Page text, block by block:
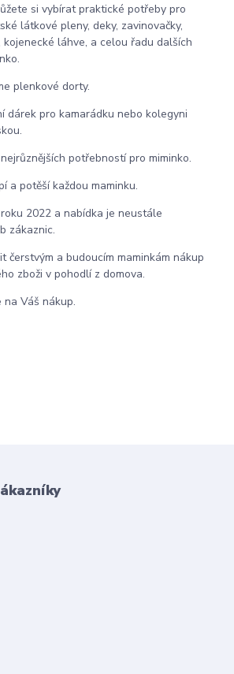
si vybírat praktické potřeby pro
látkové pleny, deky, zavinovačky,
láhve, a celou řadu dalších
plenkové dorty.
dárek pro kamarádku nebo kolegyni
potřebností pro miminko.
a potěší každou maminku.
2022 a nabídka je neustále
zákaznic.
čerstvým a budoucím maminkám nákup
zboži v pohodlí z domova.
na Váš nákup.